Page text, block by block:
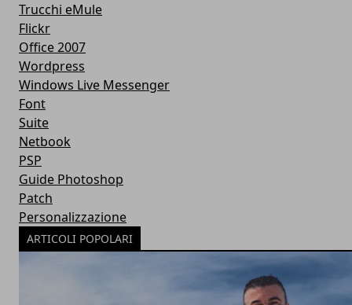
Trucchi eMule
Flickr
Office 2007
Wordpress
Windows Live Messenger
Font
Suite
Netbook
PSP
Guide Photoshop
Patch
Personalizzazione
ARTICOLI POPOLARI